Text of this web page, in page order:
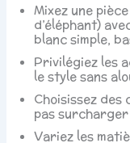
Mixez une
d’éléphant)
blanc simple,
Privilégiez les
le style sans
Choisissez des
pas
Variez les